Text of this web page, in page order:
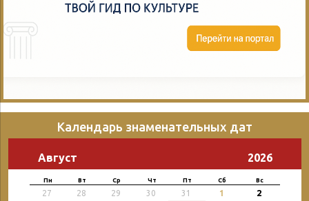
Календарь знаменательных дат
Август 2026
Пн Вт Ср Чт Пт Сб Вс
27 28 29 30 31 1 2